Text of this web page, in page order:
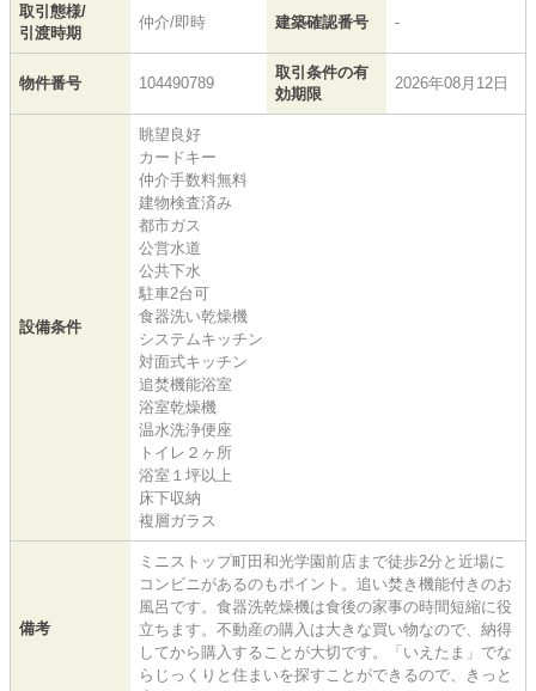
取引態様/
引渡時期
仲介/即時 建築確認番号 -
物件番号 104490789
取引条件の有
効期限
2026年08月12日
設備条件
眺望良好
カードキー
仲介手数料無料
建物検査済み
都市ガス
公営水道
公共下水
駐車2台可
食器洗い乾燥機
システムキッチン
対面式キッチン
追焚機能浴室
浴室乾燥機
温水洗浄便座
トイレ２ヶ所
浴室１坪以上
床下収納
複層ガラス
備考
ミニストップ町田和光学園前店まで徒歩2分と近場に
コンビニがあるのもポイント。追い焚き機能付きのお
風呂です。食器洗乾燥機は食後の家事の時間短縮に役
立ちます。不動産の購入は大きな買い物なので、納得
してから購入することが大切です。「いえたま」でな
らじっくりと住まいを探すことができるので、きっと